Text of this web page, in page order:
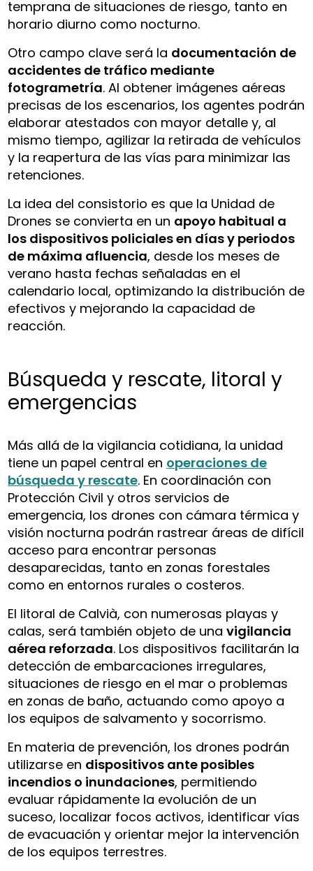
temprana de situaciones de riesgo, tanto en
horario diurno como nocturno.
Otro campo clave será la documentación de
accidentes de tráfico mediante
fotogrametría. Al obtener imágenes aéreas
precisas de los escenarios, los agentes podrán
elaborar atestados con mayor detalle y, al
mismo tiempo, agilizar la retirada de vehículos
y la reapertura de las vías para minimizar las
retenciones.
La idea del consistorio es que la Unidad de
Drones se convierta en un apoyo habitual a
los dispositivos policiales en días y periodos
de máxima afluencia, desde los meses de
verano hasta fechas señaladas en el
calendario local, optimizando la distribución de
efectivos y mejorando la capacidad de
reacción.
Búsqueda y rescate, litoral y
emergencias
Más allá de la vigilancia cotidiana, la unidad
tiene un papel central en operaciones de
búsqueda y rescate. En coordinación con
Protección Civil y otros servicios de
emergencia, los drones con cámara térmica y
visión nocturna podrán rastrear áreas de difícil
acceso para encontrar personas
desaparecidas, tanto en zonas forestales
como en entornos rurales o costeros.
El litoral de Calvià, con numerosas playas y
calas, será también objeto de unavigilancia
aérea reforzada. Los dispositivos facilitarán la
detección de embarcaciones irregulares,
situaciones de riesgo en el mar o problemas
en zonas de baño, actuando como apoyo a
los equipos de salvamento y socorrismo.
En materia de prevención, los drones podrán
utilizarse en dispositivos ante posibles
incendios o inundaciones, permitiendo
evaluar rápidamente la evolución de un
suceso, localizar focos activos, identificar vías
de evacuación y orientar mejor la intervención
de los equipos terrestres.